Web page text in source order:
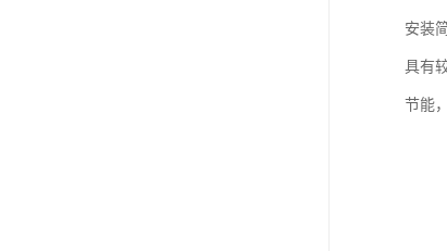
安装
具有
节能